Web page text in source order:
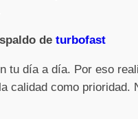
de turbofast
tu día a día. Por eso
calidad como